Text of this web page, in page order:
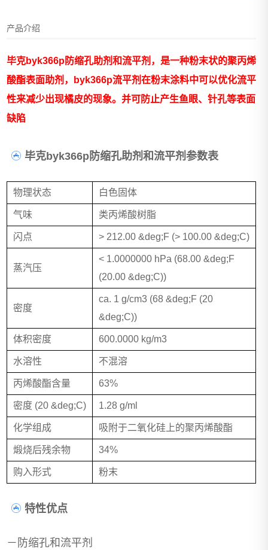
产品介绍
毕克byk366p防缩孔助剂和流平剂，是一种粉末状的聚丙烯
酸酯表面助剂，byk366p流平剂在粉末涂料中可以优化流平
性来减少出现橘皮的现象。并可防止产生鱼眼、针孔等表面
缺陷
毕克byk366p防缩孔助剂和流平剂参数表
物理状态 白色固体
气味 类丙烯酸树脂
闪点 > 212.00 &deg;F (> 100.00 &deg;C)
蒸汽压
< 1.0000000 hPa (68.00 &deg;F
(20.00 &deg;C))
密度
ca. 1 g/cm3 (68 &deg;F (20
&deg;C))
体积密度 600.0000 kg/m3
水溶性 不混溶
丙烯酸酯含量 63%
密度 (20 &deg;C) 1.28 g/ml
化学组成 吸附于二氧化硅上的聚丙烯酸酯
煅烧后残余物 34%
购入形式 粉末
特性优点
－防缩孔和流平剂